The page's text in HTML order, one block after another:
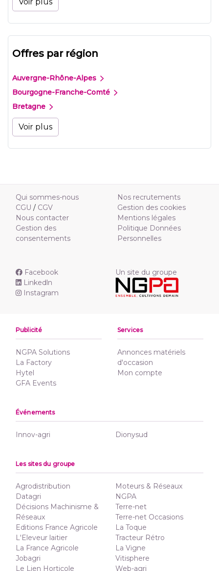
Offres par région
Auvergne-Rhône-Alpes
Bourgogne-Franche-Comté
Bretagne
Voir plus
Qui sommes-nous
CGU / CGV
Nous contacter
Gestion des
consentements
Nos recrutements
Gestion des cookies
Mentions légales
Politique Données
Personnelles
Facebook
Linkedln
Instagram
Un site du groupe
Publicité
NGPA Solutions
La Factory
Hytel
GFA Events
Services
Annonces matériels
d'occasion
Mon compte
Événements
Innov-agri Dionysud
Les sites du groupe
Agrodistribution
Datagri
Décisions Machinisme &
Réseaux
Editions France Agricole
L'Eleveur laitier
La France Agricole
Jobagri
Le Lien Horticole
Moteurs & Réseaux
NGPA
Terre-net
Terre-net Occasions
La Toque
Tracteur Rétro
La Vigne
Vitisphere
Web-agri